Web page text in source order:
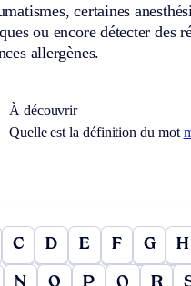
certaines
ou encore détecter des
allergènes.
À découvrir
Quelle est la définition du mot
C D E F G H